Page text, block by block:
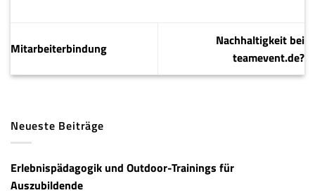
Mitarbeiterbindung
Nachhaltigkeit bei
teamevent.de?
Neueste Beiträge
Erlebnispädagogik und Outdoor-Trainings für
Auszubildende